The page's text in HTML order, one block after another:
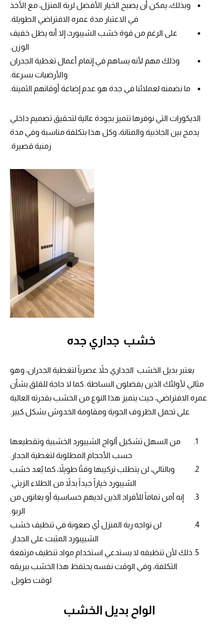
وبذلك، يمكن أن يصبح الخيار الأفضل لربة المنزل، مع الأخذ
في الاعتبار مدة عمره الافتراضي الطويلة.
على الرغم من قوة خشب الشيبورد، إلا أنه يظل خفيف
الوزن.
وذلك مهم لأنه يساهم في إتمام أعمال تغطية الجدران
والأرضيات بسرعة.
ما نضمنه لعملائنا في جدة هو عدم إضاعة أوقاتهم الثمينة.
الديكورات التي نوفرها تتميز بجودة عالية لتحقيق تصميم داخلي
يدمج بين الجاذبية والمتانة، وكل هذا بتكلفة مناسبة وفي مدة
زمنية قصيرة.
خشب جداري جده
يعتبر بديل الخشب الجداري حلاً عصرياً لتغطية الجدران، وهو
مثالي لأولئك الذين يفضلون البساطة. كما لا حاجة للقلق بشأن
عمره الافتراضي، حيث يتميز هذا النوع من الخشب بقدرته العالية
على تحمل الظروف الجوية ومقاومة الخدوش بشكل كبير.
من السهل تشكيل ألواح الشيبورد الخشبية وتقطيعها
حسب الأحجام المطلوبة لتغطية الجدار.
وبالتالي، لن يتطلب تركيبها وقتًا طويلاً، كما يُعد خشب
الشيبورد خياراً جيداً بدلاً من الطلاء الزيتي.
إنه آمن تماماً للأفراد الذين لديهم حساسية أو يعانون من
الربو.
لن تواجه ربة المنزل أي صعوبة في تنظيف خشب
الشيپبورد المثبت على الجدار.
ذلك لأن تنظيفه لا يستدعي استخدام مواد تنظيف مرتفعة
التكلفة، وفي الوقت نفسه يحتفظ هذا الخشب ببريقه
لوقت طويل.
الواح بديل الخشب